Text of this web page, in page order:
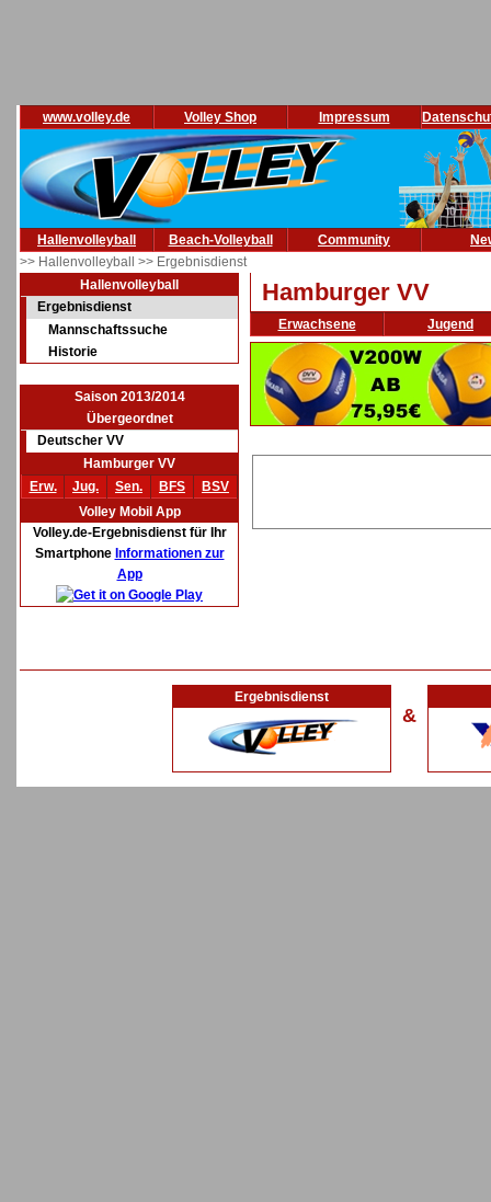
www.volley.de Volley Shop Impressum
Hallenvolleyball Beach-Volleyball Community
>> Hallenvolleyball >> Ergebnisdienst
Hallenvolleyball
Ergebnisdienst
Mannschaftssuche
Historie
Saison 2013/2014
Übergeordnet
Deutscher VV
Hamburger VV
Erw.
Jug. Sen. BFS
BSV
Volley Mobil App
Volley.de-Ergebnisdienst für Ihr
Smartphone Informationen zur
App
Hamburger VV
Erwachsene Jugend
Ergebnisdienst
&